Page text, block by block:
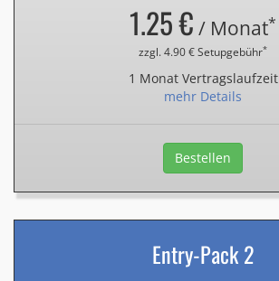
1.25 € / Monat*
zzgl. 4.90 € Setupgebühr*
1 Monat Vertragslaufzeit
mehr Details
Bestellen
Entry-Pack 2